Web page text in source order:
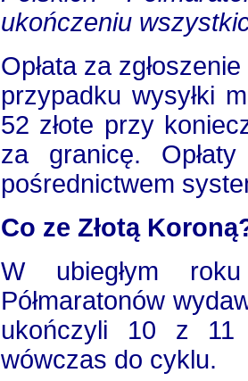
ukończeniu
Opłata za
przypadku wysyłki
52 złote przy
za granicę.
pośrednictwem
Co ze Złotą
W ubiegłym
Półmaratonów
ukończyli 10 z 11
wówczas do cyklu.